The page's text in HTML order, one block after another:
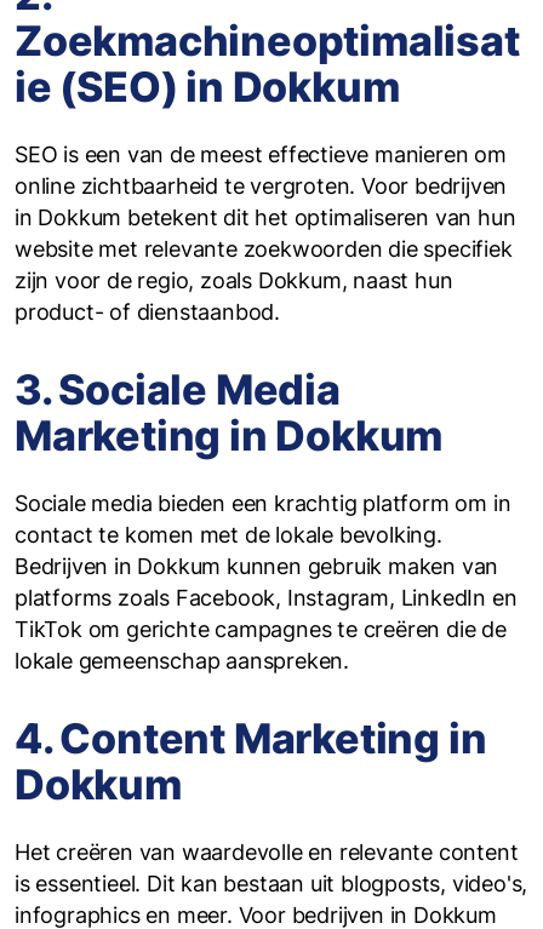
Zoekmachineoptimalisat
ie (SEO) in Dokkum
SEO is een van de meest effectieve manieren om
online zichtbaarheid te vergroten. Voor bedrijven
in Dokkum betekent dit het optimaliseren van hun
website met relevante zoekwoorden die specifiek
zijn voor de regio, zoals Dokkum, naast hun
product- of dienstaanbod.
3. Sociale Media
Marketing in Dokkum
Sociale media bieden een krachtig platform om in
contact te komen met de lokale bevolking.
Bedrijven in Dokkum kunnen gebruik maken van
platforms zoals Facebook, Instagram, LinkedIn en
TikTok om gerichte campagnes te creëren die de
lokale gemeenschap aanspreken.
4. Content Marketing in
Dokkum
Het creëren van waardevolle en relevante content
is essentieel. Dit kan bestaan uit blogposts, video's,
infographics en meer. Voor bedrijven in Dokkum